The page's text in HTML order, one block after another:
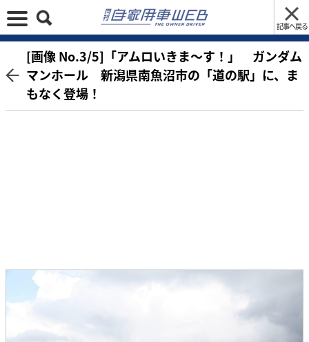
記事へ戻る
[画像 No.3/5]「アムロいきま～す！」 ガンダム
マンホール 新潟県南魚沼市の「道の駅」に、ま
もなく登場！